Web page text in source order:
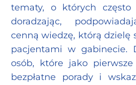
tematy, o których
doradzając,
cenną wiedzę, którą dzielę
pacjentami w gabinecie.
osób, które jako
bezpłatne porady i